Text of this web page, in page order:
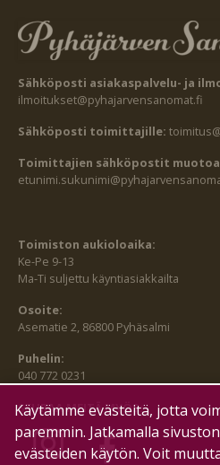
Sähköposti asiakaspalvelu- ja
ilmoitukset@pyhajarvensanomat.fi
Sähköposti toimittajille:
Toimittajien sähköpostit muotoa
Toimiston aukioloaika:
Ke-Pe 9-13
Ma-Ti suljettu käyntiasiakkailta
Osoite:
Asematie 2, 86800 Pyhäsalmi
Puhelin:
040 772 0231
SEURAA MEITÄ MYÖS:
Käytämme evästeitä, jotta
paremmin. Jatkamalla
evästeiden käytön. Voit